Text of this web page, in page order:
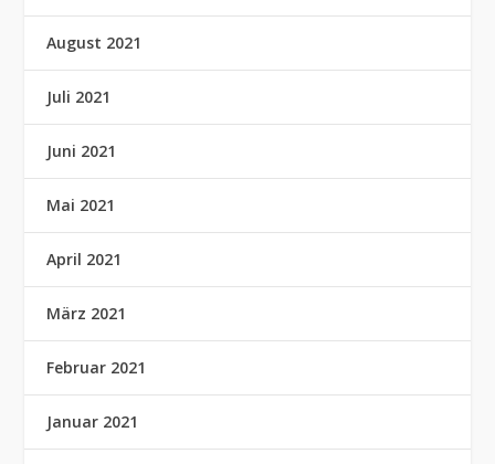
August 2021
Juli 2021
Juni 2021
Mai 2021
April 2021
März 2021
Februar 2021
Januar 2021